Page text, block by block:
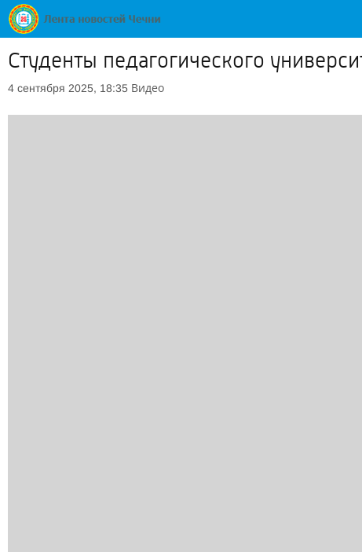
Студенты педагогического
4 сентября 2025, 18:35 Видео